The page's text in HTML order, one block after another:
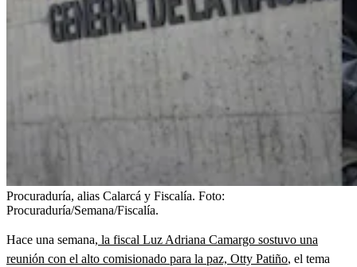
Procuraduría, alias Calarcá y Fiscalía. Foto:
Procuraduría/Semana/Fiscalía.
Hace una semana, la fiscal Luz Adriana Camargo sostuvo una
reunión con el alto comisionado para la paz, Otty Patiño, el tema